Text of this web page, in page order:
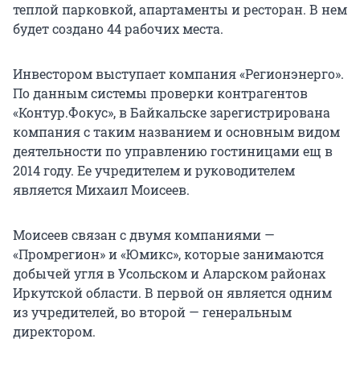
теплой парковкой, апартаменты и ресторан. В нем
будет создано 44 рабочих места.
Инвестором выступает компания «Регионэнерго».
По данным системы проверки контрагентов
«Контур.Фокус», в Байкальске зарегистрирована
компания с таким названием и основным видом
деятельности по управлению гостиницами ещ в
2014 году. Ее учредителем и руководителем
является Михаил Моисеев.
Моисеев связан с двумя компаниями —
«Промрегион» и «Юмикс», которые занимаются
добычей угля в Усольском и Аларском районах
Иркутской области. В первой он является одним
из учредителей, во второй — генеральным
директором.